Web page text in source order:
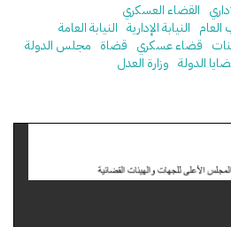
القضاء العسكري
العام النيابة الإدارية النيابة العامة
قضاء عسكري قضاة مجلس الدولة
الدولة وزارة العدل